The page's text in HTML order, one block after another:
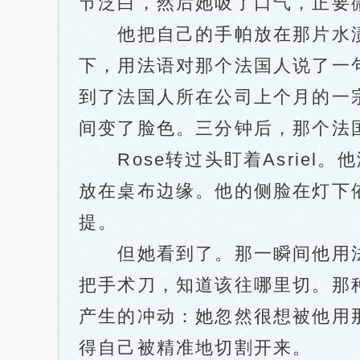
他把自己的手帕放在那片水渍
下，用法语对那个法国人说了
到了法国人所在公司上个月的
间变了脸色。三分钟后，那个
Rose转过头盯着Asriel。他没
放在桌布边缘。他的侧脸在灯
提。
但她看到了。那一瞬间他用
把手术刀，知道该往哪里切。
产生的冲动：她忽然很想被他
得自己被精准地切割开来。